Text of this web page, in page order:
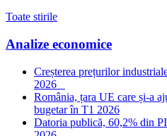
Toate stirile
Analize economice
Creșterea prețurilor
2026
România, țara UE care și-a
bugetar în T1 2026
Datoria publică, 60,2% din